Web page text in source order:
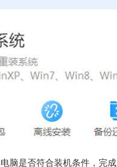
脑是否符合装机条件，完成